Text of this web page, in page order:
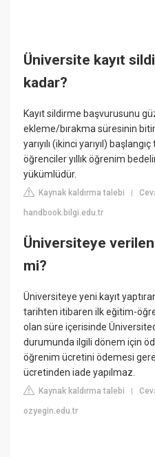
Üniversite kayıt
kadar?
Kayıt sildirme başvurusunu
ekleme/bırakma süresinin
yarıyılı (ikinci yarıyıl)
öğrenciler yıllık öğrenim
yükümlüdür.
Kaynak kaldırma talebi |
handbook.bilgi.edu.tr
Üniversiteye
mi?
Üniversiteye yeni kayıt
tarihten itibaren ilk eğitim-
olan süre içerisinde
durumunda ilgili dönem için
öğrenim ücretini ödemesi
ücretinden iade yapılmaz.
Kaynak kaldırma talebi |
ozyegin.edu.tr